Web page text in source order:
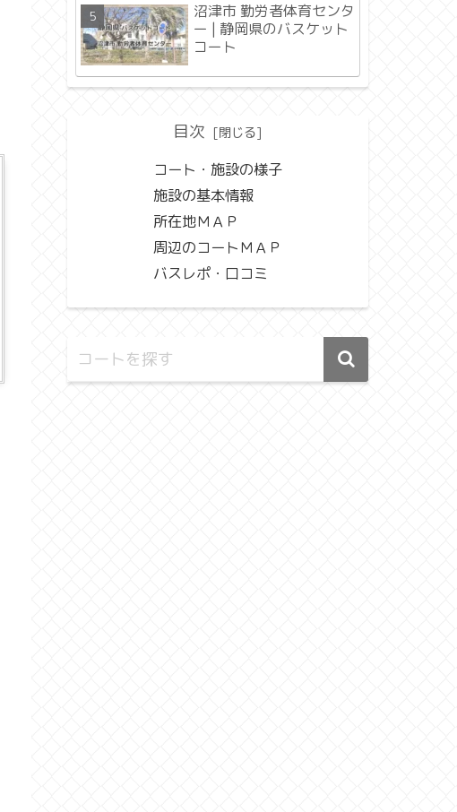
沼津市 勤労者体育センタ
ー | 静岡県のバスケット
コート
目次
コート・施設の様子
施設の基本情報
所在地ＭＡＰ
周辺のコートＭＡＰ
バスレポ・口コミ